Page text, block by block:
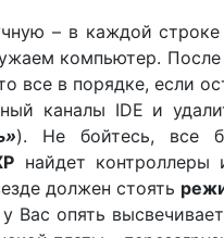
– в каждой строке
компьютер.
все в порядке, если
каналы IDE и
). Не бойтесь, все
найдет
должен стоять
Вас опять